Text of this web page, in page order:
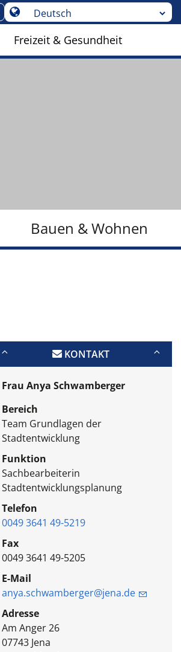
Freizeit & Gesundheit
Bauen & Wohnen
KONTAKT
Frau Anya Schwamberger
Bereich
Team Grundlagen der
Stadtentwicklung
Funktion
Sachbearbeiterin
Stadtentwicklungsplanung
Telefon
0049 3641 49-5219
Fax
0049 3641 49-5205
E-Mail
anya.schwamberger@jena.de
Adresse
Am Anger 26
07743 Jena